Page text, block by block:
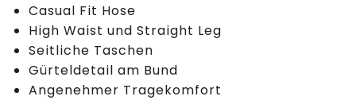
Casual Fit Hose
High Waist und Straight Leg
Seitliche Taschen
Gürteldetail am Bund
Angenehmer Tragekomfort